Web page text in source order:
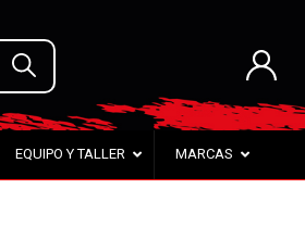
EQUIPO Y TALLER MARCAS